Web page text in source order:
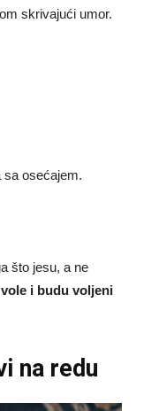
skrivajući umor.
sa osećajem.
što jesu, a ne
i budu voljeni
na redu